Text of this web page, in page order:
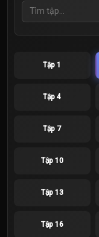
Tập 1
Tập 4
Tập 7
Tập 10
Tập 13
Tập 16